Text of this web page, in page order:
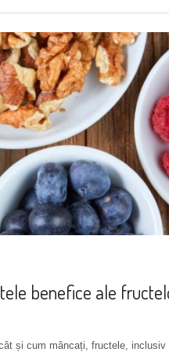
benefice ale
și cum mâncați, fructele, inclusiv